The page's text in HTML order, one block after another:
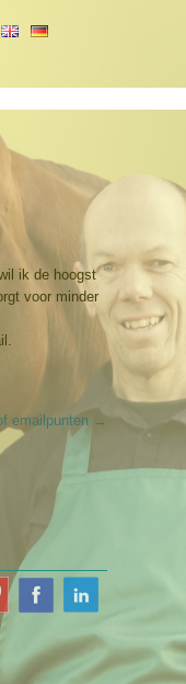
ik de hoogst
voor minder
emailpunten →